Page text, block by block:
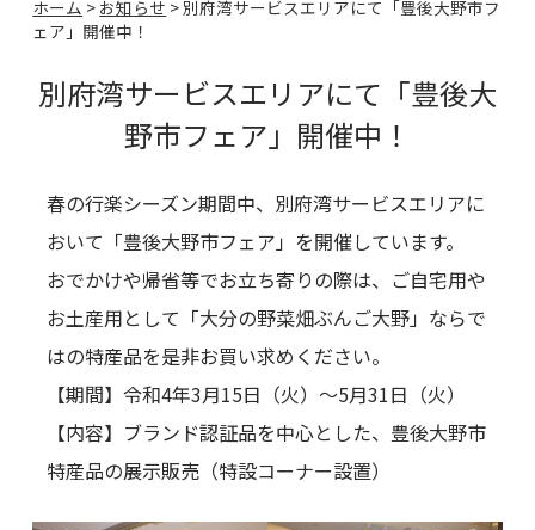
ホーム > お知らせ > 別府湾サービスエリアにて「豊後大野市フ
ェア」開催中！
別府湾サービスエリアにて「豊後大
野市フェア」開催中！
春の行楽シーズン期間中、別府湾サービスエリアに
おいて「豊後大野市フェア」を開催しています。
おでかけや帰省等でお立ち寄りの際は、ご自宅用や
お土産用として「大分の野菜畑ぶんご大野」ならで
はの特産品を是非お買い求めください。
【期間】令和4年3月15日（火）～5月31日（火）
【内容】ブランド認証品を中心とした、豊後大野市
特産品の展示販売（特設コーナー設置）